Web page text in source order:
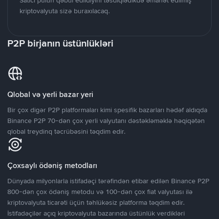
kriptovalyuta sizə buraxılacaq.
P2P birjanın üstünlükləri
Qlobal və yerli bazar yeri
Bir çox digər P2P platformaları kimi spesifik bazarları hədəf aldıqda
Binance P2P 70-dən çox yerli valyutanı dəstəkləməklə həqiqətən
qlobal treydinq təcrübəsini təqdim edir.
Çoxsaylı ödəniş metodları
Dünyada milyonlarla istifadəçi tərəfindən etibar edilən Binance P2P
800-dən çox ödəniş metodu və 100-dən çox fiat valyutası ilə
kriptovalyuta ticarəti üçün təhlükəsiz platforma təqdim edir.
İstifadəçilər açıq kriptovalyuta bazarında üstünlük verdikləri